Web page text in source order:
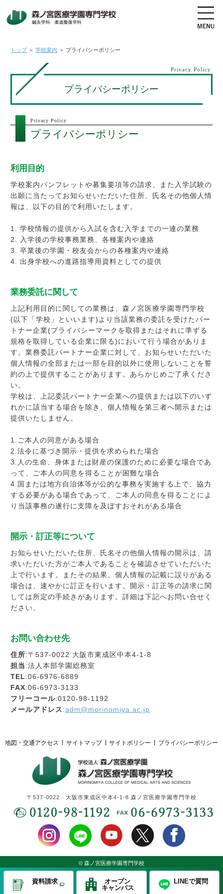
高校生の方へ
学科・コース紹介
学校案内
入学案内
オープンキャンパス
キャンパスライフ
資格・就職
その他の情報
採用ご担当者様へ
サイトマップ サイトポリシー プライバシーポリシー
資料請求
オープン
キャンパス
LINEで質問
トップ＞学校案内 ＞ プライバシーポリシー
プライバシーポリシー
Privacy Policy
プライバシーポリシー
Privacy Policy
利用目的
学校案内パンフレットや募集要項等の請求、また入学試験の
出願に当たってお知らせいただいた住所、氏名その他個人情
報は、以下の目的で利用いたします。
1. 学校情報の提供から入試を含む入学までの一連の業務
2. 入学後の学校事務業務、各種案内や連絡
3. 卒業後の学園・校友会からの各種案内や連絡
4. 出身学校への進路指導用資料としての提供
業務委託に関して
上記利用目的に関しての業務は、森ノ宮医療学園専門学校
(以下「学校」といいます)より当該業務の委託を受けたパー
トナー企業(プライバシーマークを取得またはそれに準ずる
規格を取得している企業に限る)において行う場合がありま
す。業務委託パートナー企業に対して、お知らせいただいた
個人情報の全部または一部を目的以外に使用しないことを誓
約の上で提供することがあります。あらかじめご了承くださ
い。
学校は、上記委託パートナー企業への提供または以下のいず
れかに該当する場合を除き、個人情報を第三者へ開示または
提供いたしません。
1.ご本人の同意がある場合
2.法令に基づき開示・提供を求められた場合
3.人の生命、身体または財産の保護のために必要な場合であ
って、ご本人の同意を得ることが困難な場合
4.国または地方自治体等が公的な事務を実施する上で、協力
する必要がある場合であって、ご本人の同意を得ることによ
り当該事務の遂行に支障を及ぼすおそれがある場合
開示・訂正等について
お知らせいただいた住所、氏名その他個人情報の開示は、請
求いただいた方がご本人であることを確認させていただいた
上で行います。またその結果、個人情報の記載に誤りがある
場合は、速やかに訂正を行います。開示・訂正等の請求に関
しては所定の手続きがあります。詳細は下記へお問い合せく
ださい。
お問い合わせ先
住所:〒537-0022 大阪市東成区中本4-1-8
担当:法人本部学園総務室
TEL:06-6976-6889
FAX:06-6973-3133
フリーコール:0120-98-1192
メールアドレス:adm@morinomiya.ac.jp
地図・交通アクセス サイトマップ サイトポリシー プライバシーポリシー
〒537-0022 大阪市東成区中本4-1-8 森ノ宮医療学園専門学校
© 森ノ宮医療学園専門学校